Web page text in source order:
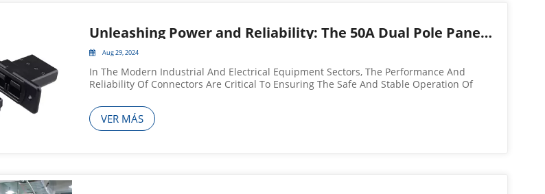
Unleashing Power and Reliability: The 50A Dual Pole Panel Connector for Industrial SEDlications
Aug 29, 2024
In The Modern Industrial And Electrical Equipment Sectors, The Performance And
Reliability Of Connectors Are Critical To Ensuring The Safe And Stable Operation Of
And Technological Expertise, Has Introduced A Highly R...
VER MÁS